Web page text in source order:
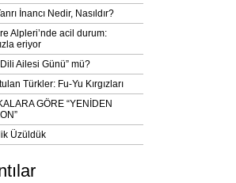
İnancı Nedir, Nasıldır?
Alpleri’nde acil durum:
eriyor
Ailesi Günü” mü?
Türkler: Fu-Yu Kırgızları
GÖRE “YENİDEN
Üzüldük